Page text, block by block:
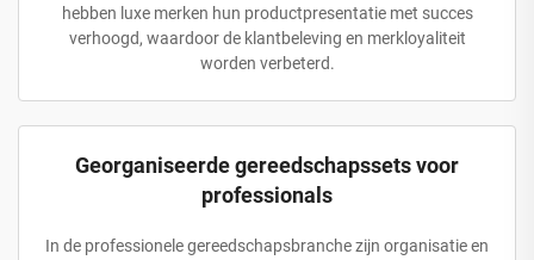
hebben luxe merken hun productpresentatie met succes
verhoogd, waardoor de klantbeleving en merkloyaliteit
worden verbeterd.
Georganiseerde gereedschapssets voor
professionals
In de professionele gereedschapsbranche zijn organisatie en